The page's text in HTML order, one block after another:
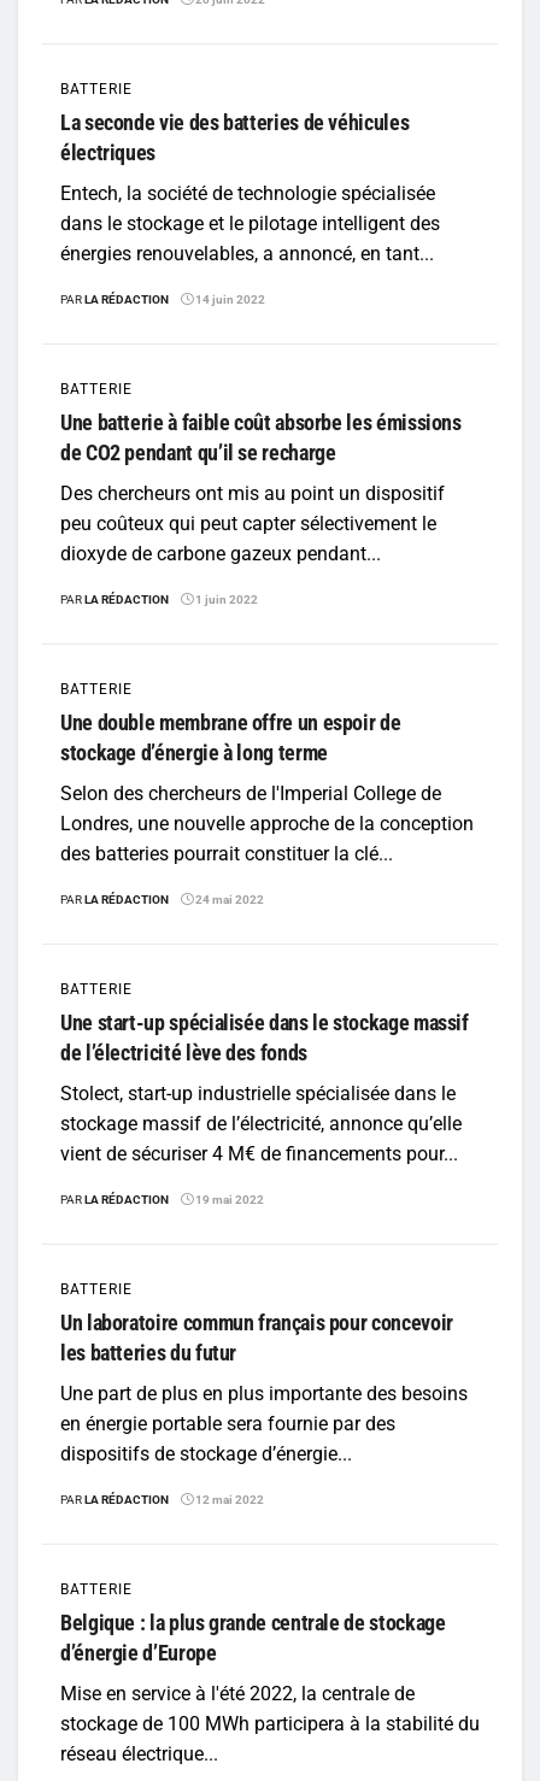
BATTERIE
La seconde vie des batteries de véhicules
électriques
Entech, la société de technologie spécialisée
dans le stockage et le pilotage intelligent des
énergies renouvelables, a annoncé, en tant...
PARLA RÉDACTION 14 juin 2022
BATTERIE
Une batterie à faible coût absorbe les émissions
de CO2 pendant qu’il se recharge
Des chercheurs ont mis au point un dispositif
peu coûteux qui peut capter sélectivement le
dioxyde de carbone gazeux pendant...
PARLA RÉDACTION 1 juin 2022
BATTERIE
Une double membrane offre un espoir de
stockage d’énergie à long terme
Selon des chercheurs de l'Imperial College de
Londres, une nouvelle approche de la conception
des batteries pourrait constituer la clé...
PARLA RÉDACTION 24 mai 2022
BATTERIE
Une start-up spécialisée dans le stockage massif
de l’électricité lève des fonds
Stolect, start-up industrielle spécialisée dans le
stockage massif de l’électricité, annonce qu’elle
vient de sécuriser 4 M€ de financements pour...
PARLA RÉDACTION 19 mai 2022
BATTERIE
Un laboratoire commun français pour concevoir
les batteries du futur
Une part de plus en plus importante des besoins
en énergie portable sera fournie par des
dispositifs de stockage d’énergie...
PARLA RÉDACTION 12 mai 2022
BATTERIE
Belgique : la plus grande centrale de stockage
d’énergie d’Europe
Mise en service à l'été 2022, la centrale de
stockage de 100 MWh participera à la stabilité du
réseau électrique...